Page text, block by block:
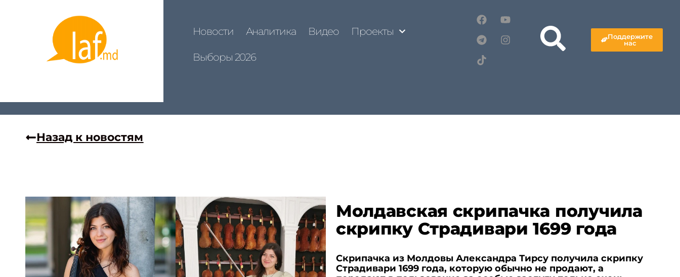
Новости Аналитика Видео Проекты
Выборы 2026
Поддержите
нас
Назад к новостям
Молдавская скрипачка получила
скрипку Страдивари 1699 года
Скрипачка из Молдовы Александра Тирсу получила скрипку
Страдивари 1699 года, которую обычно не продают, а